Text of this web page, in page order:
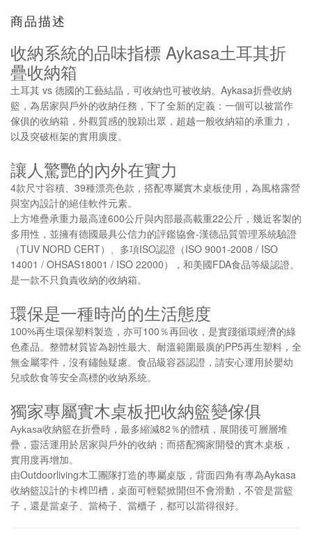
商品描述
收納系統的品味指標 Aykasa土耳其折
疊收納箱
土耳其 vs 德國的工藝結晶，可收納也可被收納。 Aykasa折疊收納
籃，為居家與戶外的收納任務，下了全新的定義：一個可以被當作
傢俱的收納箱，外觀質感的脫穎出眾，超越一般收納箱的承重力，
以及突破框架的實用廣度。
讓人驚艷的內外在實力
4款尺寸容積、 39種漂亮色款，搭配專屬實木桌板使用，為風格露營
與室內設計的絕佳軟件元素。
上方堆疊承重力最高達600公斤與內部最高載重22公斤，幾近客製的
多用性，並擁有德國最具公信力的評鑑協會-漢德品質管理系統驗證
（TUV NORD CERT）、多項ISO認證（ISO 9001-2008 / ISO
14001 / OHSAS18001 / ISO 22000），和美國FDA食品等級認證。
是一款不只負責收納的收納箱。
環保是一種時尚的生活態度
100%再生環保塑料製造，亦可100％再回收，是實踐循環經濟的綠
色產品。整體材質皆為韌性最大、耐溫範圍最廣的PP5再生塑料，全
無金屬零件，沒有鏽蝕疑慮。食品級容器認證，請安心運用於嬰幼
兒或飲食等安全高標的收納系統。
獨家專屬實木桌板把收納籃變傢俱
Aykasa收納籃在折疊時，最多縮減82％的體積，展開後可層層堆
疊，靈活運用於居家與戶外的收納；而搭配獨家開發的實木桌板，
實用度再增加。
由Outdoorliving木工團隊打造的專屬桌版，背面四角有專為Aykasa
收納籃設計的卡榫凹槽，桌面可輕鬆掀開但不會滑動，不管是當籃
子，還是當桌子、當椅子、當櫃子，都可以當得很好。